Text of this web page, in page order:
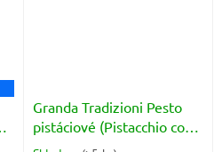
Granda Tradizioni Pesto
pistáciové (Pistacchio con
Basilico Genovese) 130g